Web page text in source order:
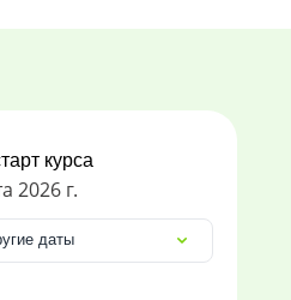
курса
2026 г.
даты